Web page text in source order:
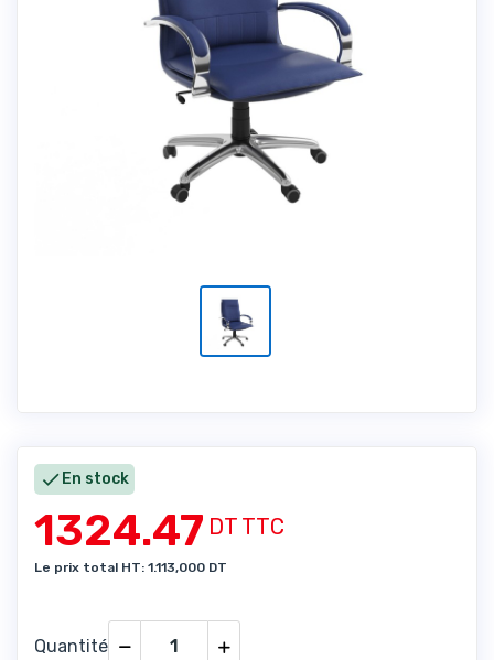
 En stock
1324.47DT TTC
Le prix total HT: 1.113,000 DT
Quantité